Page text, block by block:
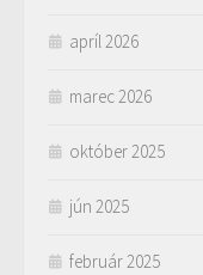
apríl 2026
marec 2026
október 2025
jún 2025
február 2025